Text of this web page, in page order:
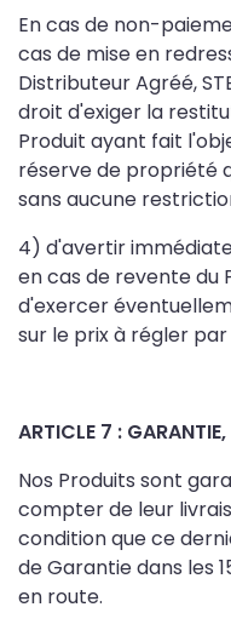
En cas de non-
cas de mise en
Distributeur Agréé,
droit d'exiger la
Produit ayant fait
réserve de propriété
sans aucune
4) d'avertir
en cas de revente du
d'exercer
sur le prix à régler
ARTICLE 7 : GARANTIE,
Nos Produits sont
compter de leur
condition que ce
de Garantie dans les
en route.